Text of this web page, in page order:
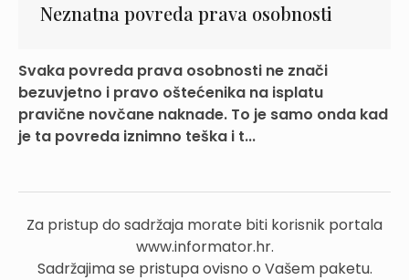
Neznatna povreda prava osobnosti
Svaka povreda prava osobnosti ne znači
bezuvjetno i pravo oštećenika na isplatu
pravične novčane naknade. To je samo onda kad
je ta povreda iznimno teška i t...
Za pristup do sadržaja morate biti korisnik portala
www.informator.hr.
Sadržajima se pristupa ovisno o Vašem paketu.